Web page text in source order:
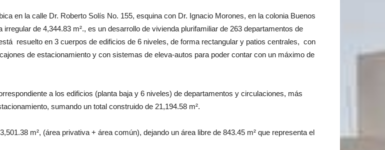
en la calle Dr. Roberto Solís No. 155, esquina con Dr. Ignacio Morones, en la colonia Buenos
de 4,344.83 m²., es un desarrollo de vivienda plurifamiliar de 263 departamentos de
resuelto en 3 cuerpos de edificios de 6 niveles, de forma rectangular y patios centrales, con
de estacionamiento y con sistemas de eleva-autos para poder contar con un máximo de
a los edificios (planta baja y 6 niveles) de departamentos y circulaciones, más
sumando un total construido de 21,194.58 m².
m², (área privativa + área común), dejando un área libre de 843.45 m² que representa el